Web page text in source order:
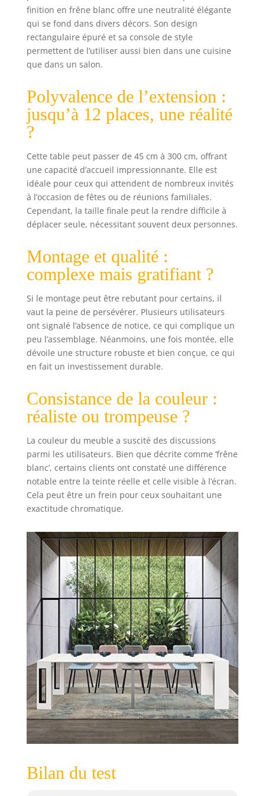
utile pour les
rallonges, dans
lequel il est
possible de
ranger facilement
utilisées. Dans la
cuisine ou le
salon, Paola saura
invités en rendant
la maison plus
belle et
Forme de la table :
rectangulaire
(extensible)
frêne Dimensions
: pliées : 45 x 90 x
h76 cm;
ouvertes : 96 x 90
x h76 cm (avec
une rallonge) ;
Places assises : 4
Dimensions
ouvertes : 147 x 90
deux rallonges) ;
Places assises : 6
Dimensions
ouvertes : 198 x 90
x h76 cm (avec
trois rallonges) ;
Places assises : 8
Dimensions
ouvertes : 249 x 90
x h76 cm (avec
Dimensions
ouvertes : 300 x 90
x h76 cm (avec
cinq rallonges) ;
Places assises : 12
finition en frêne blanc offre une neutralité élégante
qui se fond dans divers décors. Son design
rectangulaire épuré et sa console de style
permettent de l’utiliser aussi bien dans une cuisine
que dans un salon.
Polyvalence de l’extension :
jusqu’à 12 places, une réalité
?
Cette table peut passer de 45 cm à 300 cm, offrant
une capacité d’accueil impressionnante. Elle est
idéale pour ceux qui attendent de nombreux invités
à l’occasion de fêtes ou de réunions familiales.
Cependant, la taille finale peut la rendre difficile à
déplacer seule, nécessitant souvent deux personnes.
Montage et qualité :
complexe mais gratifiant ?
Si le montage peut être rebutant pour certains, il
vaut la peine de persévérer. Plusieurs utilisateurs
ont signalé l’absence de notice, ce qui complique un
peu l’assemblage. Néanmoins, une fois montée, elle
dévoile une structure robuste et bien conçue, ce qui
en fait un investissement durable.
Consistance de la couleur :
réaliste ou trompeuse ?
La couleur du meuble a suscité des discussions
parmi les utilisateurs. Bien que décrite comme ‘frêne
blanc’, certains clients ont constaté une différence
notable entre la teinte réelle et celle visible à l’écran.
Cela peut être un frein pour ceux souhaitant une
exactitude chromatique.
Bilan du test